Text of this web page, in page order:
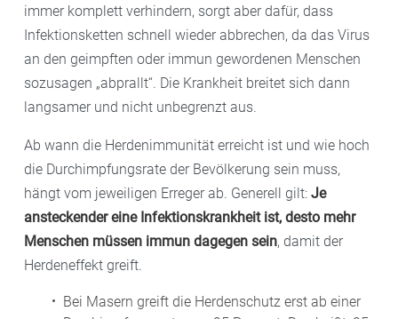
immer komplett verhindern, sorgt aber dafür, dass
Infektionsketten schnell wieder abbrechen, da das Virus
an den geimpften oder immun gewordenen Menschen
sozusagen „abprallt“. Die Krankheit breitet sich dann
langsamer und nicht unbegrenzt aus.
Ab wann die Herdenimmunität erreicht ist und wie hoch
die Durchimpfungsrate der Bevölkerung sein muss,
hängt vom jeweiligen Erreger ab. Generell gilt: Je
ansteckender eine Infektionskrankheit ist, desto mehr
Menschen müssen immun dagegen sein, damit der
Herdeneffekt greift.
Bei Masern greift die Herdenschutz erst ab einer